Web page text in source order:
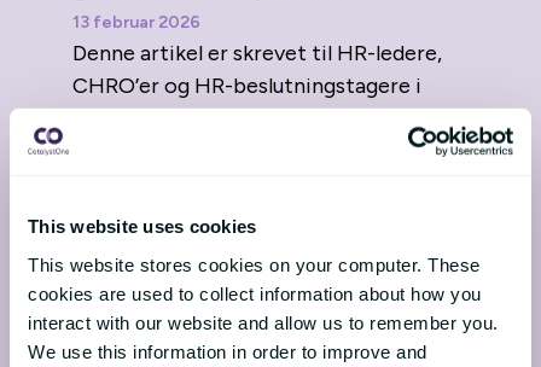
This website uses cookies
This website stores cookies on your computer. These
cookies are used to collect information about how you
interact with our website and allow us to remember you.
We use this information in order to improve and
13 februar 2026
Denne artikel er skrevet til HR-ledere,
CHRO’er og HR-beslutningstagere i
Besøg bloggen